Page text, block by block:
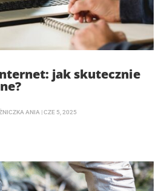
jak skutecznie
ANIA |CZE 5, 2025